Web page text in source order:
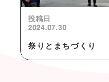
投稿日
2024.07.30
祭りとまちづくり